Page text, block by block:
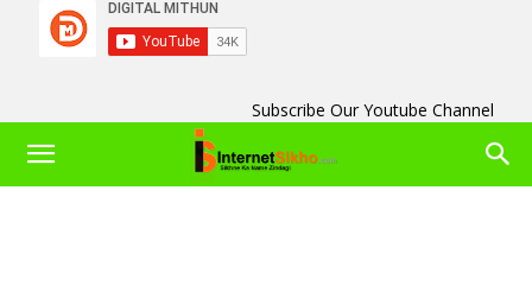
Subscribe Our Youtube Channel